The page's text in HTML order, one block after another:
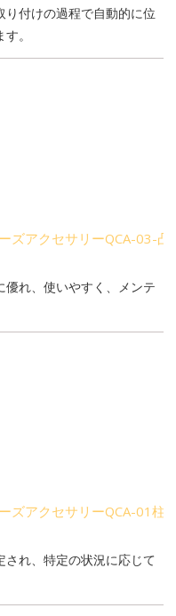
付けの過程で自動的に位
。
ズアクセサリーQCA-03-凸
れ、使いやすく、メンテ
ズアクセサリーQCA-01柱
れ、特定の状況に応じて